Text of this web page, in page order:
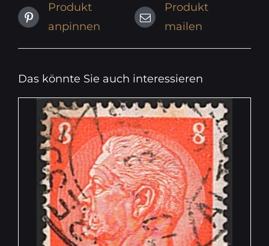
Produkt
anpinnen
Produkt
mailen
Das könnte Sie auch interessieren